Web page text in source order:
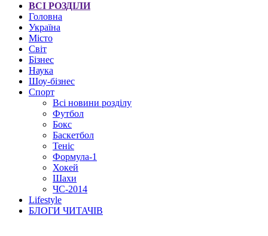
ВСІ РОЗДІЛИ
Головна
Україна
Місто
Світ
Бізнес
Наука
Шоу-бізнес
Спорт
Всі новини розділу
Футбол
Бокс
Баскетбол
Теніс
Формула-1
Хокей
Шахи
ЧС-2014
Lifestyle
БЛОГИ ЧИТАЧІВ